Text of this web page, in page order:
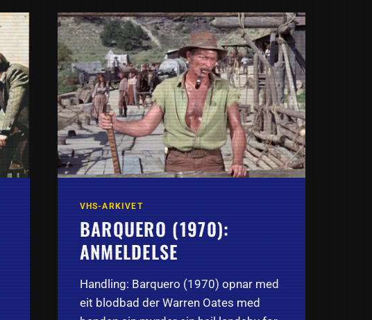
SKJEBNETIMER
VHS-ARKIVET
BARQUERO (1970):
ANMELDELSE
Handling: Barquero (1970) opnar med
eit blodbad der Warren Oates med